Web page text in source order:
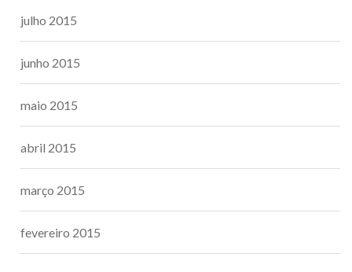
julho 2015
junho 2015
maio 2015
abril 2015
março 2015
fevereiro 2015